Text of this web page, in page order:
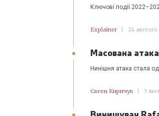
Ключові події
Explainer 24 лютого
Масована
Нинішня атака стала
Євген Киричук 3
Винищувач